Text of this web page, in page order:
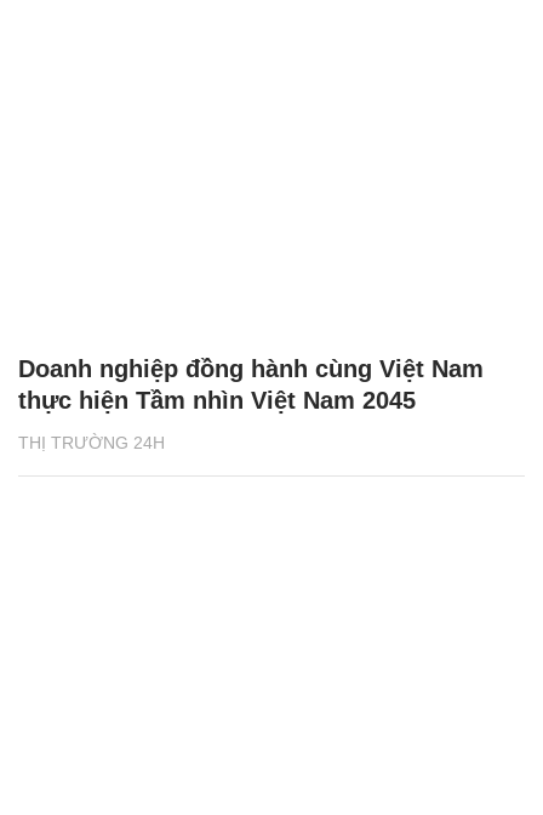
THỊ TRƯỜNG 24H
Doanh nghiệp đồng hành cùng Việt Nam
thực hiện Tầm nhìn Việt Nam 2045